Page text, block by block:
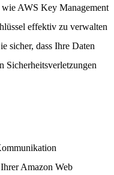
AWS Key Management
effektiv zu verwalten
sicher, dass Ihre Daten
Sicherheitsverletzungen
Amazon Web